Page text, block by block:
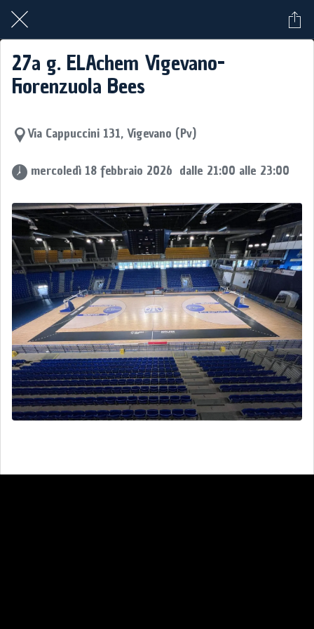
27a g. ELAchem Vigevano-
Fiorenzuola Bees
Via Cappuccini 131, Vigevano (Pv)
mercoledì 18 febbraio 2026  dalle 21:00 alle 23:00